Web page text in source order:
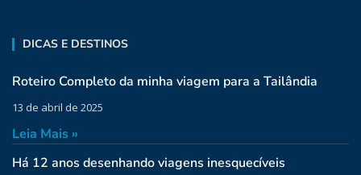
DICAS E DESTINOS
Roteiro Completo da minha viagem para a Tailândia
13 de abril de 2025
Leia Mais »
Há 12 anos desenhando viagens inesquecíveis